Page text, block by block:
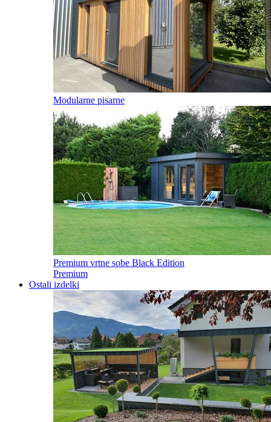
Modularne pisarne
Premium vrtne sobe Black Edition
Premium
Ostali izdelki